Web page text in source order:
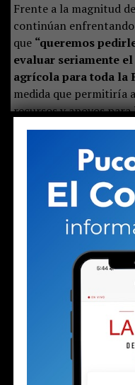
Frente a la magnitud
continúan
que “queremos
evaluar seriamente
agrícola para toda la
medida que permitiría
recursos y apoyos
las precipitaciones.
Share this:
Facebook
TOMASKAST